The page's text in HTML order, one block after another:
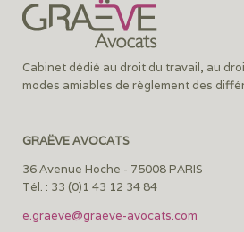
Cabinet dédié au droit du travail, au
modes amiables de règlement des
GRAËVE AVOCATS
36 Avenue Hoche - 75008 PARIS
Tél. : 33 (0)1 43 12 34 84
e.graeve@graeve-avocats.com